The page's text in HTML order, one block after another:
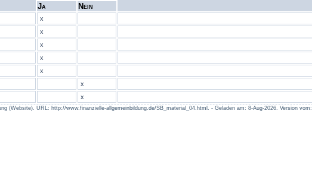
Ja
Nein
x
x
x
x
x
x
x
URL: http://www.finanzielle-allgemeinbildung.de/SB_material_04.html. - Geladen am: 8-Aug-2026. Version vom: